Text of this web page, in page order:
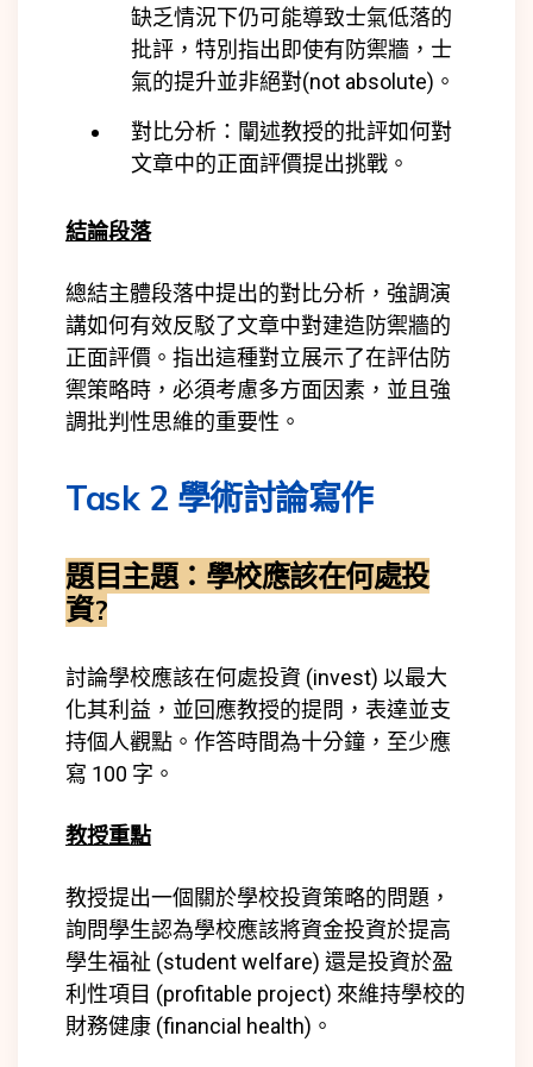
缺乏情況下仍可能導致士氣低落的
批評，特別指出即使有防禦牆，士
氣的提升並非絕對(not absolute) 。
對比分析：闡述教授的批評如何對
文章中的正面評價提出挑戰。
結論段落
總結主體段落中提出的對比分析，強調演
講如何有效反駁了文章中對建造防禦牆的
正面評價。指出這種對立展示了在評估防
禦策略時，必須考慮多方面因素，並且強
調批判性思維的重要性。
Task 2 學術討論寫作
題目主題： 學校應該在何處投
資?
討論學校應該在何處投資 (invest) 以最大
化其利益，並回應教授的提問，表達並支
持個人觀點。作答時間為十分鐘，至少應
寫 100 字。
教授重點
教授提出一個關於學校投資策略的問題，
詢問學生認為學校應該將資金投資於提高
學生福祉 (student welfare) 還是投資於盈
利性項目 (profitable project) 來維持學校的
財務健康 (financial health) 。